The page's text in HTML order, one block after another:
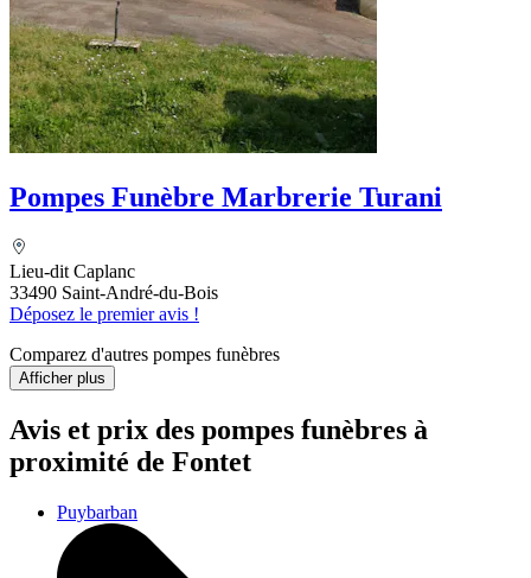
Pompes Funèbre Marbrerie Turani
Lieu-dit Caplanc
33490 Saint-André-du-Bois
Déposez le premier avis !
Comparez d'autres pompes funèbres
Afficher plus
Avis et prix des pompes funèbres à
proximité de Fontet
Puybarban